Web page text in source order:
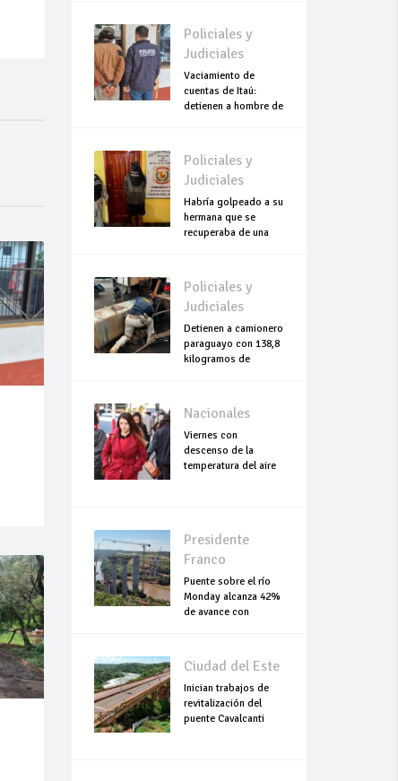
Policiales y
Judiciales
Vaciamiento de
cuentas de Itaú:
detienen a hombre de
Policiales y
Judiciales
Habría golpeado a su
hermana que se
recuperaba de una
Policiales y
Judiciales
Detienen a camionero
paraguayo con 138,8
kilogramos de
Nacionales
Viernes con
descenso de la
temperatura del aire
Presidente
Franco
Puente sobre el río
Monday alcanza 42%
de avance con
Ciudad del Este
Inician trabajos de
revitalización del
puente Cavalcanti